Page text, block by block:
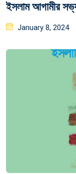
ইসলাম আগামীর
Posted
January 8, 2024